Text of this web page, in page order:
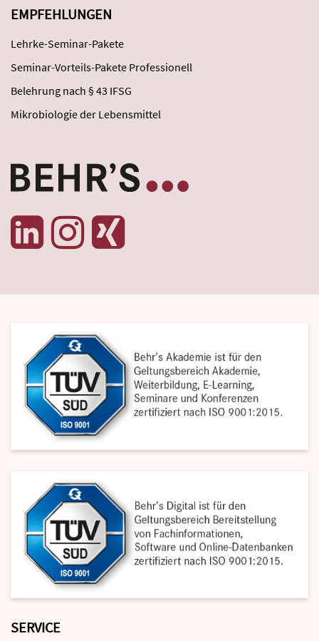
EMPFEHLUNGEN
Lehrke-Seminar-Pakete
Seminar-Vorteils-Pakete Professionell
Belehrung nach § 43 IFSG
Mikrobiologie der Lebensmittel
SERVICE